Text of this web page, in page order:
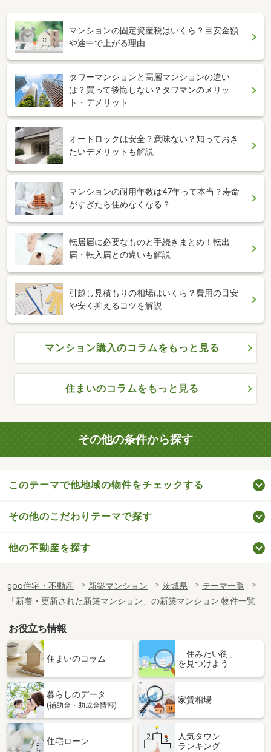
マンションの固定資産税はいくら？目安金額
や途中で上がる理由
タワーマンションと高層マンションの違い
は？買って後悔しない？タワマンのメリッ
ト・デメリット
オートロックは安全？意味ない？知っておき
たいデメリットも解説
マンションの耐用年数は47年って本当？寿命
がすぎたら住めなくなる？
転居届に必要なものと手続きまとめ！転出
届・転入届との違いも解説
引越し見積もりの相場はいくら？費用の目安
や安く抑えるコツを解説
マンション購入のコラムをもっと見る
住まいのコラムをもっと見る
その他の条件から探す
このテーマで他地域の物件をチェックする
その他のこだわりテーマで探す
他の不動産を探す
goo住宅・不動産 新築マンション 茨城県
テーマ一覧
「新着・更新された新築マンション」の新築マンション 物件一覧
お役立ち情報
住まいのコラム
「住みたい街」
を見つけよう
暮らしのデータ
(補助金・助成金情報)
家賃相場
住宅ローン
人気タウン
ランキング